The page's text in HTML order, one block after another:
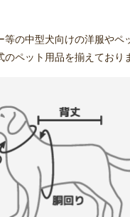
の中型犬向けの洋服やペ
ペット用品を揃えており